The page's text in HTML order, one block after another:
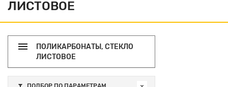
ЛИСТОВОЕ
ПОЛИКАРБОНАТЫ, СТЕКЛО
ЛИСТОВОЕ